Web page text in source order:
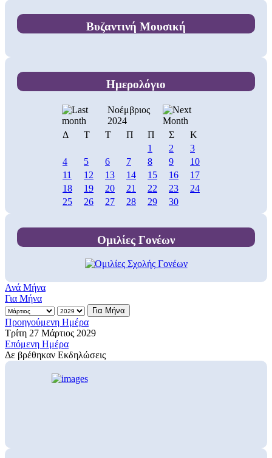
Βυζαντινή Μουσική
Ημερολόγιο
Νοέμβριος
2024
Δ
Τ Τ Π Π Σ
Κ
1
2
3
4
5 6 7 8 9
10
11
12 13 14 15 16
17
18
19 20 21 22 23
24
25
26 27 28 29 30
Ομιλίες Γονέων
Ανά Μήνα
Για Μήνα
Για Μήνα
Προηγούμενη Ημέρα
Τρίτη 27 Μάρτιος 2029
Επόμενη Ημέρα
Δε βρέθηκαν Εκδηλώσεις